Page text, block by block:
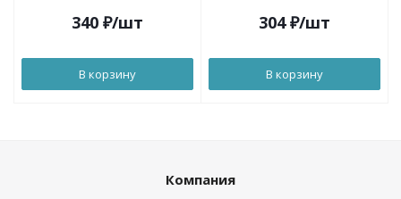
340 ₽/шт
В корзину
304₽/шт
В корзину
Компания